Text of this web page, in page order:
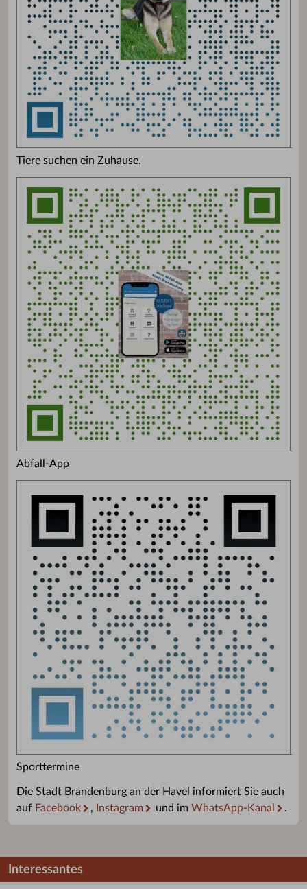
Tiere suchen ein Zuhause.
Abfall-App
Sporttermine
Die Stadt Brandenburg an der Havel informiert Sie auch
auf Facebook , Instagram und im WhatsApp-Kanal .
Interessantes